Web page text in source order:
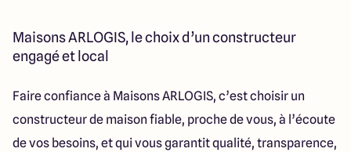
garantie d’une transition sereine vers votre futur
Maisons ARLOGIS, le choix d’un constructeur
engagé et local
Faire confiance à Maisons ARLOGIS, c’est choisir un
constructeur de maison fiable, proche de vous, à l’écoute
de vos besoins, et qui vous garantit qualité, transparence,